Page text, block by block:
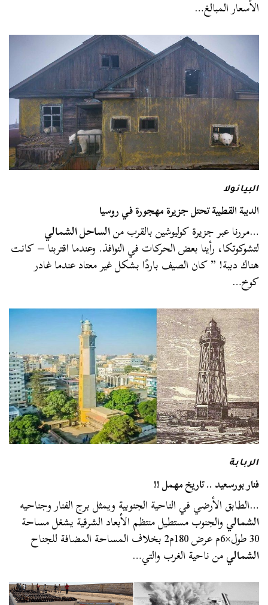
الأسعار المبالغ…
البيانولا
الدببة القطبية تحتل جزيرة مهجورة في روسيا
…مررنا عبر جزيرة كوليوشين بالقرب منالساحل الشمالي
لتشوكوتكا، رأينا بعض الحركات في النوافذ. وعندما اقتربنا – كانت
هناك دببة! ” كان الصيف باردًا بشكل غير معتاد عندما غادر
كوخ…
الربابة
فنار بورسعيد .. تاريخ مهمل !!
…الطابق الأرضي في الناحية الجنوبية ويمثل برج الفنار وجناحيه
الشماليوالجنوب مستطيل منتظم الأبعاد الشرقية يشغل مساحة
30 طول×6م عرض 180م2 بخلاف المساحة المضافة للجناح
الشماليمن ناحية الغرب والتي…